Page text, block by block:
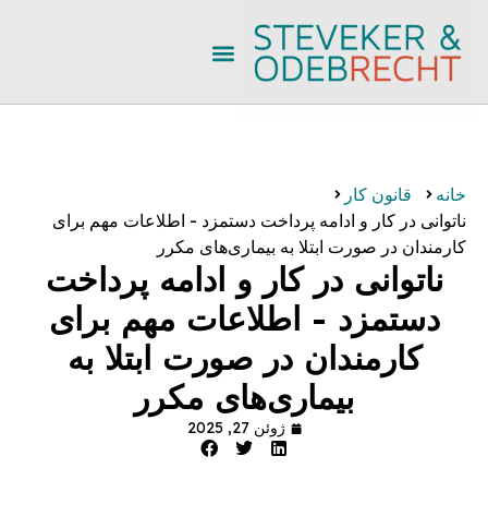
خانه
قانون کار
ناتوانی در کار و ادامه پرداخت دستمزد - اطلاعات مهم برای
کارمندان در صورت ابتلا به بیماری‌های مکرر
ناتوانی در کار و ادامه پرداخت
دستمزد - اطلاعات مهم برای
کارمندان در صورت ابتلا به
بیماری‌های مکرر
ژوئن 27, 2025